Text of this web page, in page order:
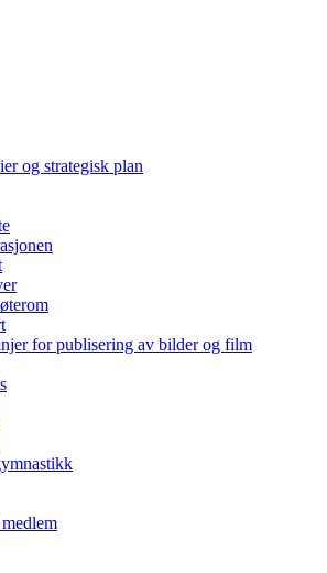
og strategisk plan
for publisering av bilder og film